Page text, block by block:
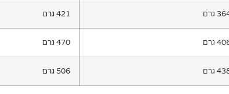
גרם 421 גרם
גרם 470 גרם
גרם 506 גרם